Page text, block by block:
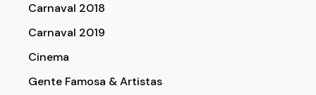
Carnaval 2018
Carnaval 2019
Cinema
Gente Famosa & Artistas